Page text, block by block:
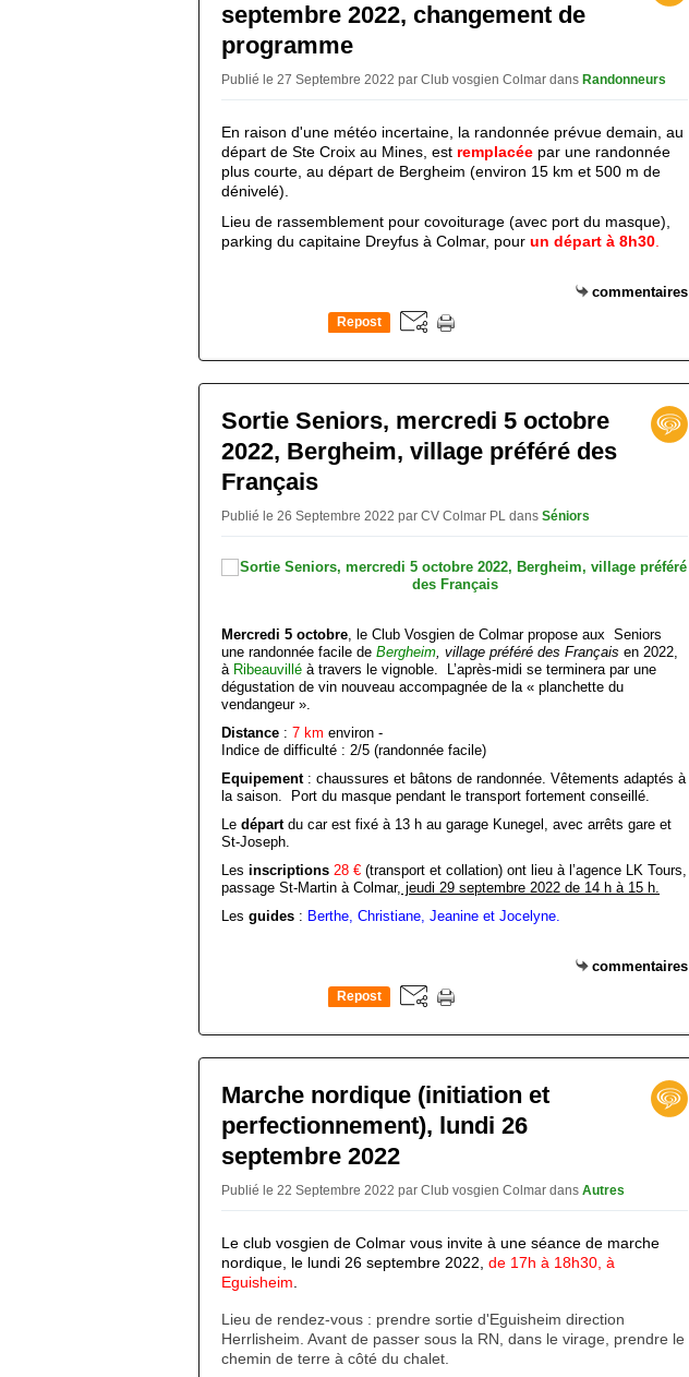
septembre 2022, changement de
programme
Publié le 27 Septembre 2022 par Club vosgien Colmar dans Randonneurs
En raison d'une météo incertaine, la randonnée prévue demain, au
départ de Ste Croix au Mines, est remplacée par une randonnée
plus courte, au départ de Bergheim (environ 15 km et 500 m de
dénivelé).
Lieu de rassemblement pour covoiturage (avec port du masque),
parking du capitaine Dreyfus à Colmar, pour un départ à 8h30
commentaires
Repost
Sortie Seniors, mercredi 5 octobre
2022, Bergheim, village préféré des
Français
Publié le 26 Septembre 2022 par CV Colmar PL dans Séniors
Mercredi 5 octobre, le Club Vosgien de Colmar propose aux Seniors
une randonnée facile de Bergheim, village préféré des Français en 2022,
à Ribeauvillé à travers le vignoble. L’après-midi se terminera par une
dégustation de vin nouveau accompagnée de la « planchette du
vendangeur ».
Distance : 7 km environ -
Indice de difficulté : 2/5 (randonnée facile)
Equipement : chaussures et bâtons de randonnée. Vêtements adaptés à
la saison. Port du masque pendant le transport fortement conseillé.
Le départ du car est fixé à 13 h au garage Kunegel, avec arrêts gare et
St-Joseph.
Les inscriptions 28 € (transport et collation) ont lieu à l’agence LK Tours,
passage St-Martin à Colmar, jeudi 29 septembre 2022 de 14 h à 15 h.
Les guides : Berthe, Christiane, Jeanine et Jocelyne.
commentaires
Repost
Marche nordique (initiation et
perfectionnement), lundi 26
septembre 2022
Publié le 22 Septembre 2022 par Club vosgien Colmar dans Autres
Le club vosgien de Colmar vous invite à une séance de marche
nordique, le lundi 26 septembre 2022, de 17h à 18h30, à
Eguisheim
Lieu de rendez-vous : prendre sortie d'Eguisheim direction
Herrlisheim. Avant de passer sous la RN, dans le virage, prendre le
chemin de terre à côté du chalet.